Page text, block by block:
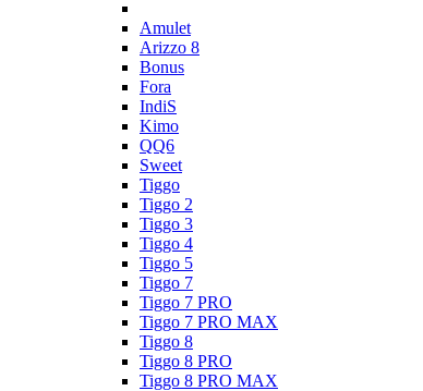
Amulet
Arizzo 8
Bonus
Fora
IndiS
Kimo
QQ6
Sweet
Tiggo
Tiggo 2
Tiggo 3
Tiggo 4
Tiggo 5
Tiggo 7
Tiggo 7 PRO
Tiggo 7 PRO MAX
Tiggo 8
Tiggo 8 PRO
Tiggo 8 PRO MAX